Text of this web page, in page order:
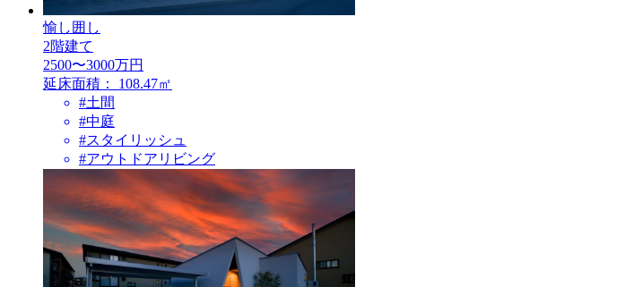
愉し囲し
2階建て
2500〜3000万円
延床面積：
108.47㎡
#土間
#中庭
#スタイリッシュ
#アウトドアリビング